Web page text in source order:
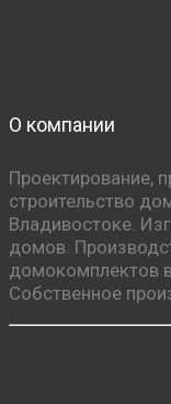
О компании
Проектирование,
строительство
Владивостоке.
домов.
домокомплектов
Собственное